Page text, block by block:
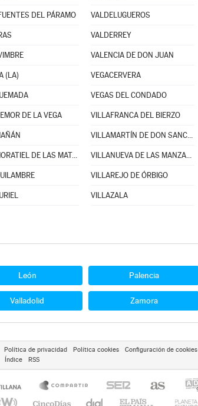
DEL PÁRAMO VALDELUGUEROS
VALDERREY
VALENCIA DE DON JUAN
(LA) VEGACERVERA
VEGAS DEL CONDADO
DE LA VEGA VILLAFRANCA DEL BIERZO
VILLAMARTÍN DE DON SANCHO
VILLAMORATIEL DE LAS MATAS VILLANUEVA DE LAS MANZANAS
VILLAREJO DE ÓRBIGO
VILLAZALA
León Palencia
Valladolid Zamora
Política de privacidad Política cookies Configuración de cookies
Índice
RSS